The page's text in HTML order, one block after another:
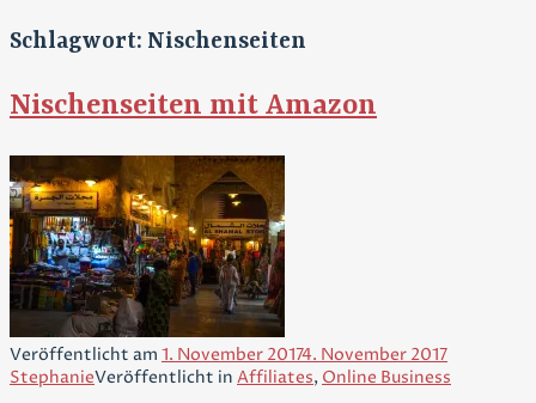
Schlagwort: Nischenseiten
Nischenseiten mit Amazon
Veröffentlicht am 1. November 20174. November 2017
StephanieVeröffentlicht in Affiliates, Online Business